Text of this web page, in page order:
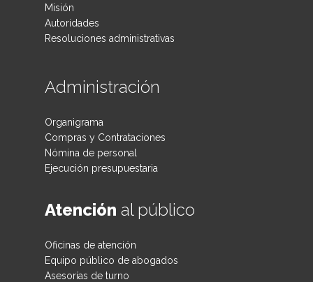
Misión
Autoridades
Resoluciones administrativas
Administración
Organigrama
Compras y Contrataciones
Nómina de personal
Ejecución presupuestaria
Atención al público
Oficinas de atención
Equipo público de abogados
Asesorías de turno